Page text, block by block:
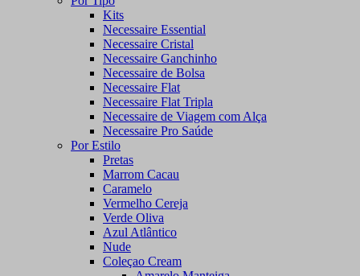
Kits
Necessaire Essential
Necessaire Cristal
Necessaire Ganchinho
Necessaire de Bolsa
Necessaire Flat
Necessaire Flat Tripla
Necessaire de Viagem com Alça
Necessaire Pro Saúde
Por Estilo
Pretas
Marrom Cacau
Caramelo
Vermelho Cereja
Verde Oliva
Azul Atlântico
Nude
Coleçao Cream